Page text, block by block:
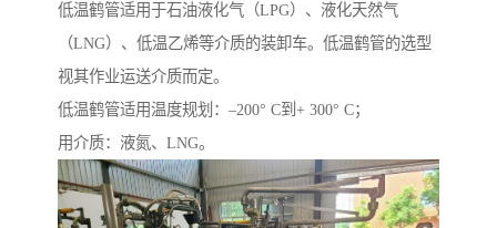
低温鹤管适用于石油液化气（LPG）、液化天然气
（LNG）、低温乙烯等介质的装卸车。低温鹤管的选型
视其作业运送介质而定。
低温鹤管适用温度规划：–200° C到+ 300° C；
用介质：液氮、LNG。